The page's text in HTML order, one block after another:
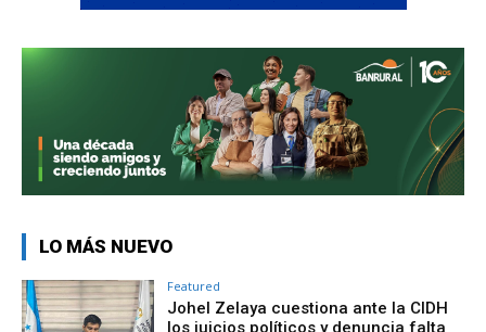
LO MÁS NUEVO
Featured
Johel Zelaya cuestiona ante la CIDH
los juicios políticos y denuncia falta